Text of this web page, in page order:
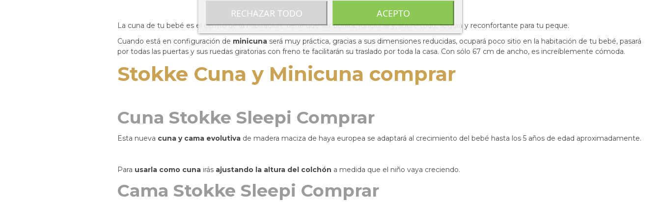
La cuna de tu bebé es el centro de la habitación. Tiene que ser bonita, funcional y, sobre todo, segura y reconfortante para tu peque.
Cuando está en configuración de minicuna será muy práctica, gracias a sus dimensiones reducidas, ocupará poco sitio en la habitación de tu bebé, pasará
por todas las puertas y sus ruedas giratorias con freno te facilitarán su traslado por toda la casa. Con sólo 67 cm de ancho, es increíblemente cómoda.
Stokke Cuna y Minicuna comprar
Cuna Stokke Sleepi Comprar
Esta nueva cuna y cama evolutiva de madera maciza de haya europea se adaptará al crecimiento del bebé hasta los 5 años de edad aproximadamente.
Para usarla como cuna irás ajustando la altura del colchón a medida que el niño vaya creciendo.
Cama Stokke Sleepi Comprar
RECHAZAR TODO ACEPTO